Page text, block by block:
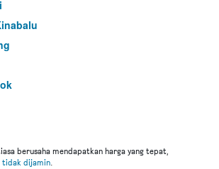
berusaha mendapatkan harga yang tepat,
tidak dijamin.